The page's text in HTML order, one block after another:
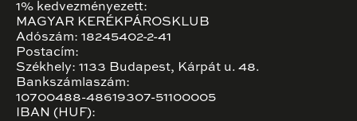
1% kedvezményezett:
MAGYAR KERÉKPÁROSKLUB
Adószám: 18245402-2-41
Postacím:
Székhely: 1133 Budapest, Kárpát u. 48.
Bankszámlaszám:
10700488-48619307-51100005
IBAN (HUF):